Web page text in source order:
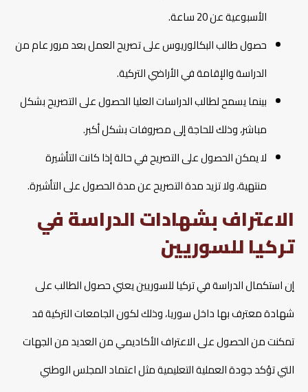
الأسبوعية عن 20 ساعة.
حصول طالب البكالوريوس على تصريح العمل بعد مرور عام من
الدراسة والإقامة في الأراضي التركية.
بينما يسمح لطالب الدراسات العليا الحصول على التصريح بشكل
مباشر، وذلك للحاجة إلى مصروفات بشكل أكبر.
لا يمكن الحصول على التصريح في حالة إذا كانت التأشيرة
منتهية، ولا تزيد مدة التصريح عن مدة الحصول على التأشيرة.
الاعتراف بشهادات الدراسة في
تركيا للسوريين
إن استكمال الدراسة في تركيا للسوريين يعني حصول الطالب على
شهادة معترف بها داخل سوريا، وذلك لكون الجامعات التركية قد
تمكنت من الحصول على الاعتراف الأكاديمي من العديد من الجهات
التي تؤكد جودة العملية التعليمية مثل اعتماد المجلس الوطني